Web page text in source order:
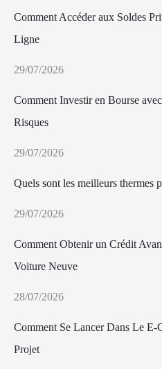
Comment Accéder aux Soldes
Ligne
29/07/2026
Comment Investir en Bourse
Risques
29/07/2026
Quels sont les meilleurs thermes
29/07/2026
Comment Obtenir un Crédit
Voiture Neuve
28/07/2026
Comment Se Lancer Dans Le E-
Projet